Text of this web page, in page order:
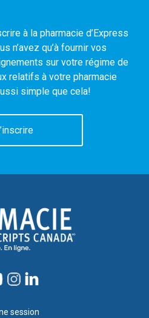
à la pharmacie d’Express
n’avez qu’à fournir vos
sur votre régime de
relatifs à votre pharmacie
simple que cela!
session